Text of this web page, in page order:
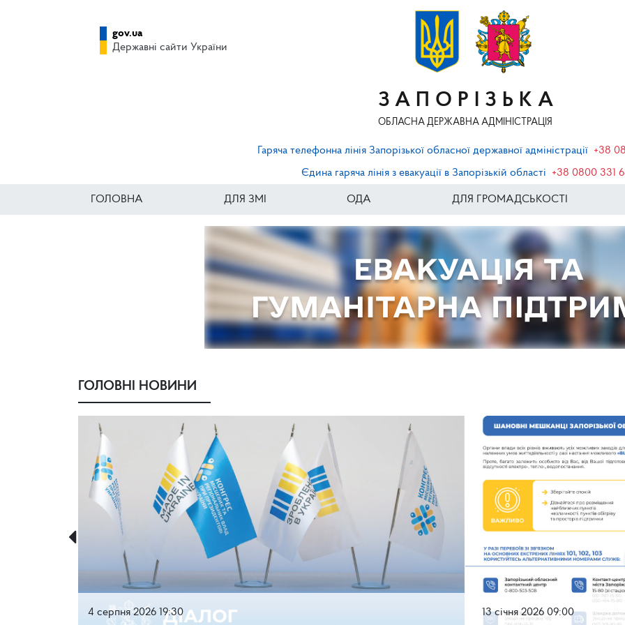
ЗАПОРІЗЬКА
ОБЛАСНА ДЕРЖАВНА АДМІНІСТРАЦІЯ
gov.ua
Державні сайти України
Гаряча телефонна лінія Запорізької обласної державної адміністрації +38
Єдина гаряча лінія з евакуації в Запорізькій області
+38 0800 331
ГОЛОВНА ДЛЯ ЗМІ ОДА ДЛЯ ГРОМАДСЬКОСТІ
ГОЛОВНІ НОВИНИ
4 серпня 2026 19:30 13 січня 2026 09:00